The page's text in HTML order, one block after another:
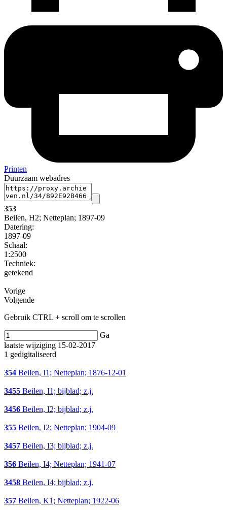
Printen
Duurzaam webadres
353
Beilen, H2; Netteplan; 1897-09
Datering:
1897-09
Schaal:
1:2500
Techniek:
getekend
Vorige
Volgende
Gebruik CTRL + scroll om te scrollen
Ga
laatste wijziging 15-02-2017
1 gedigitaliseerd
354 Beilen, I1; Netteplan; 1876-12-01
3455 Beilen, I1; bijblad; z.j.
3456 Beilen, I2; bijblad; z.j.
355 Beilen, I2; Netteplan; 1904-09
3457 Beilen, I3; bijblad; z.j.
356 Beilen, I4; Netteplan; 1941-07
3458 Beilen, I4; bijblad; z.j.
357 Beilen, K1; Netteplan; 1922-06